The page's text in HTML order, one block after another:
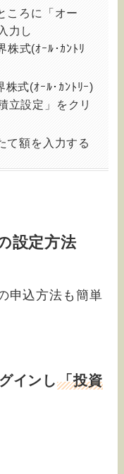
ころに「オー
力し
株式(ｵｰﾙ･ｶﾝﾄﾘ
式(ｵｰﾙ･ｶﾝﾄﾘｰ)
立設定」をクリ
て額を入力する
設定方法
申込方法も簡単
インし「投資